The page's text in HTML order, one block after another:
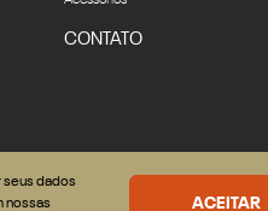
CONTATO
seus dados
nossas ACEITAR